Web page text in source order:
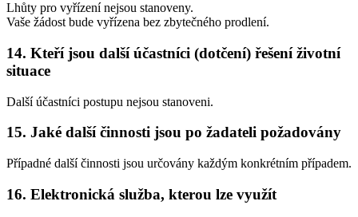
Lhůty pro vyřízení nejsou stanoveny.
Vaše žádost bude vyřízena bez zbytečného prodlení.
14. Kteří jsou další účastníci (dotčení) řešení životní
situace
Další účastníci postupu nejsou stanoveni.
15. Jaké další činnosti jsou po žadateli požadovány
Případné další činnosti jsou určovány každým konkrétním případem.
16. Elektronická služba, kterou lze využít